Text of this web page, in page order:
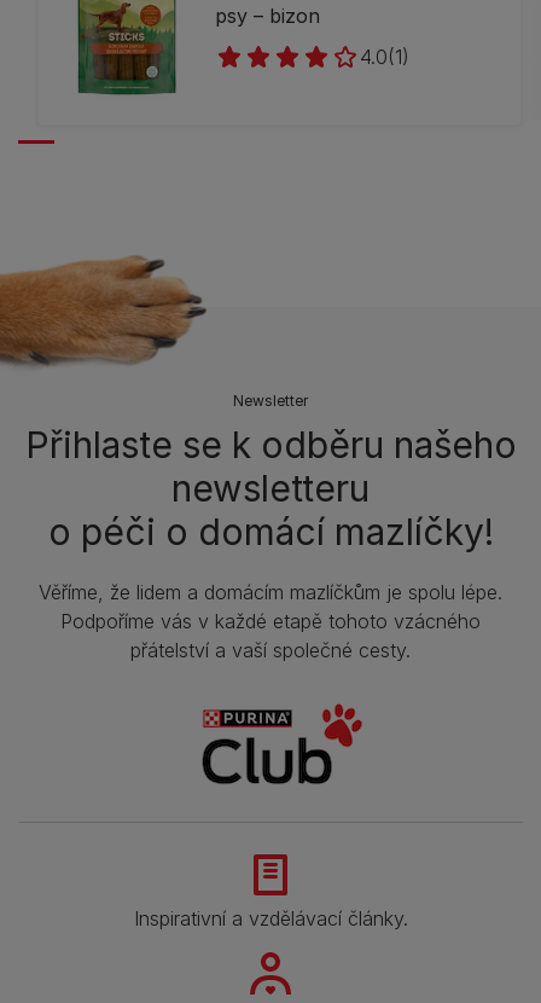
psy – bizon
4.0(1)
Newsletter
Přihlaste se k odběru našeho
newsletteru
o péči o domácí mazlíčky!
Věříme, že lidem a domácím mazlíčkům je spolu lépe.
Podpoříme vás v každé etapě tohoto vzácného
přátelství a vaší společné cesty.
Inspirativní a vzdělávací články.